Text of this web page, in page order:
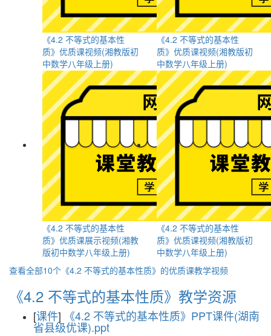
《4.2 不等式的基本性
质》优质课视频(湘教版初
中数学八年级上册)
《4.2 不等式的基本性
质》优质课视频(湘教版初
中数学八年级上册)
《4.2 不等式的基本性
质》优质课展示视频(湘教
版初中数学八年级上册)
《4.2 不等式的基本性
质》优质课视频(湘教版初
中数学八年级上册)
查看全部10个《4.2 不等式的基本性质》的优质课教学视频
《4.2 不等式的基本性质》教学资源
[课件] 《4.2 不等式的基本性质》PPT课件(湖南
省县级优课).ppt